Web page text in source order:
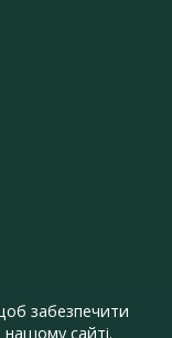
забезпечити
сайті.